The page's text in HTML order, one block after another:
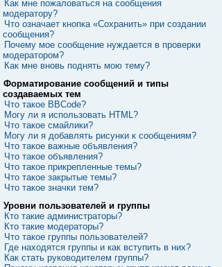
Как мне пожаловаться на сообщения
модератору?
Что означает кнопка «Сохранить» при создании
сообщения?
Почему мое сообщение нуждается в проверки
модератором?
Как мне вновь поднять мою тему?
Форматирование сообщений и типы
создаваемых тем
Что такое BBCode?
Могу ли я использовать HTML?
Что такое смайлики?
Могу ли я добавлять рисунки к сообщениям?
Что такое важные объявления?
Что такое объявления?
Что такое прикрепленные темы?
Что такое закрытые темы?
Что такое значки тем?
Уровни пользователей и группы
Кто такие администраторы?
Кто такие модераторы?
Что такое группы пользователей?
Где находятся группы и как вступить в них?
Как стать руководителем группы?